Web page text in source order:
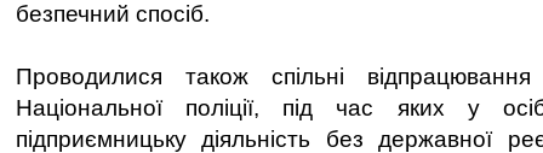
безпечний спосіб.
Проводилися також спільні відпрацювання
Національної поліції, під час яких у
підприємницьку діяльність без державної